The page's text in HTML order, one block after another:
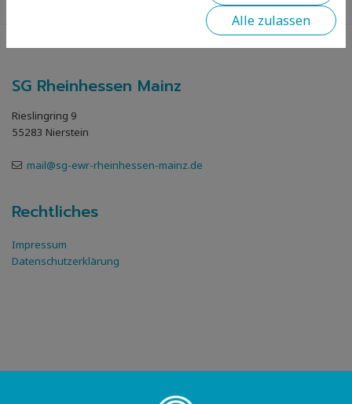
SG Rheinhessen Mainz
Rieslingring 9
55283 Nierstein
mail@sg-ewr-rheinhessen-mainz.de
Rechtliches
Impressum
Datenschutzerklärung
Alle zulassen